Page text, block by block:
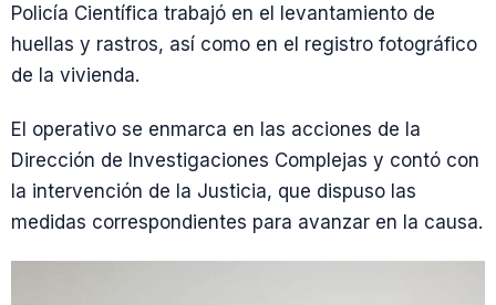
Policía Científica trabajó en el levantamiento de
huellas y rastros, así como en el registro fotográfico
de la vivienda.
El operativo se enmarca en las acciones de la
Dirección de Investigaciones Complejas y contó con
la intervención de la Justicia, que dispuso las
medidas correspondientes para avanzar en la causa.